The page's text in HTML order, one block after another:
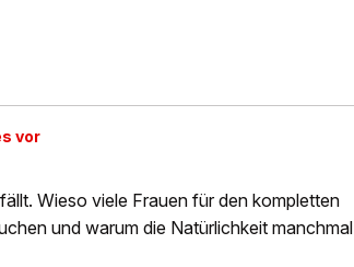
vor
Wieso viele Frauen für den kompletten
und warum die Natürlichkeit manchmal